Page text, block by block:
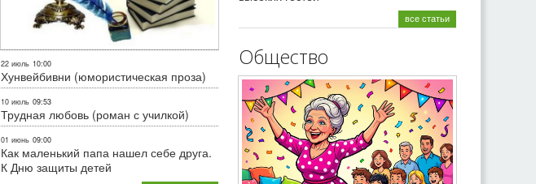
22 июль 10:00
Хунвейбивни (юмористическая проза)
10 июль 09:53
Трудная любовь (роман с училкой)
01 июнь 09:00
Как маленький папа нашел себе друга.
К Дню защиты детей
все статьи
Общество